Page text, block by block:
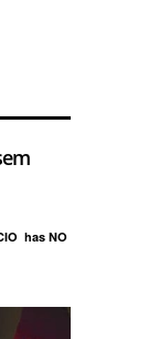
has NO